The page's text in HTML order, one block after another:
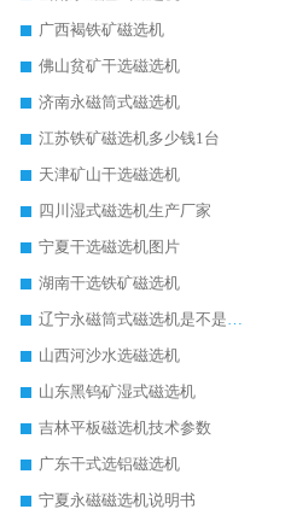
广西褐铁矿磁选机
佛山贫矿干选磁选机
济南永磁筒式磁选机
江苏铁矿磁选机多少钱1台
天津矿山干选磁选机
四川湿式磁选机生产厂家
宁夏干选磁选机图片
湖南干选铁矿磁选机
辽宁永磁筒式磁选机是不是强磁
山西河沙水选磁选机
山东黑钨矿湿式磁选机
吉林平板磁选机技术参数
广东干式选铝磁选机
宁夏永磁磁选机说明书